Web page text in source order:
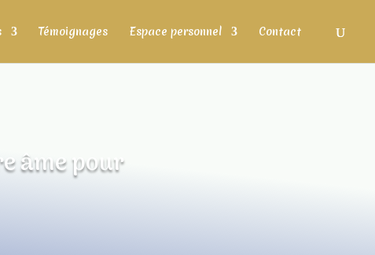
Témoignages Espace personnel Contact
âme pour